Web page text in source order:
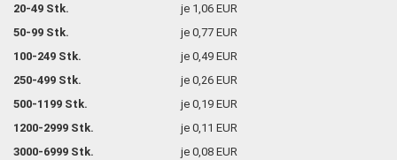
20-49 Stk.
je 1,06 EUR
50-99 Stk.
je 0,77 EUR
100-249 Stk.
je 0,49 EUR
250-499 Stk.
je 0,26 EUR
500-1199 Stk.
je 0,19 EUR
1200-2999 Stk.
je 0,11 EUR
3000-6999 Stk.
je 0,08 EUR